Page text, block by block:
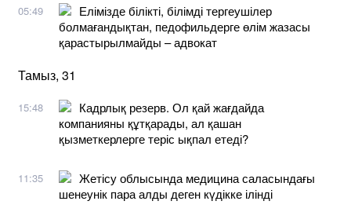
05:49
Елімізде білікті, білімді тергеушілер
болмағандықтан, педофильдерге өлім жазасы
қарастырылмайды – адвокат
Тамыз, 31
15:48
Кадрлық резерв. Ол қай жағдайда
компанияны құтқарады, ал қашан
қызметкерлерге теріс ықпал етеді?
11:35
Жетісу облысында медицина саласындағы
шенеунік пара алды деген күдікке ілінді